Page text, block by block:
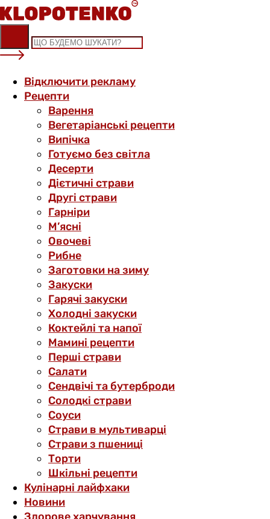
Skip
to
content
Відключити рекламу
Рецепти
Варення
Вегетаріанські рецепти
Випічка
Готуємо без світла
Десерти
Дієтичні страви
Другі страви
Гарніри
М’ясні
Овочеві
Рибне
Заготовки на зиму
Закуски
Гарячі закуски
Холодні закуски
Коктейлі та напої
Мамині рецепти
Перші страви
Салати
Сендвічі та бутерброди
Солодкі страви
Соуси
Страви в мультиварці
Страви з пшениці
Торти
Шкільні рецепти
Кулінарні лайфхаки
Новини